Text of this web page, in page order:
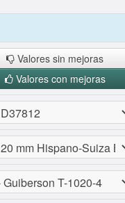
Valores sin mejoras
Valores con mejoras